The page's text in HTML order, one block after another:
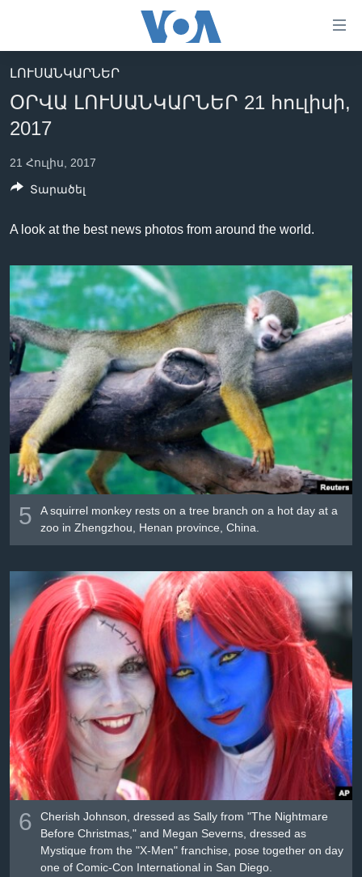
հիմնական
բովանդակությանը
անցնել
հիմնական
բովանդակությանը
բովանդակություն
ԼՈՒՐԵՐ
ՏԵՍԱՆՅՈՒԹԵՐ
ՖԻԼՄԵՐ
ՄԵՐ ՄԱՍԻՆ
«ԱՄԵՐԻԿԱՅԻ ՁԱՅՆ»-Ի ԿԱՆՈՆԱԴՐՈՒԹՅՈՒՆ
ԿԱՊ ՄԵԶ ՀԵՏ
Learning English
ՀԵՏԵՒԵՔ ՄԵԶ
Լեզուներ
ԼՈՒՍԱՆԿԱՐՆԵՐ
ՕՐՎԱ ԼՈՒՍԱՆԿԱՐՆԵՐ 21 հուլիսի,
2017
21 Հուլիս, 2017
A look at the best news photos from around the world.
5
A squirrel monkey rests on a tree branch on a hot day at a
zoo in Zhengzhou, Henan province, China.
6
Cherish Johnson, dressed as Sally from "The Nightmare
Before Christmas," and Megan Severns, dressed as
Mystique from the "X-Men" franchise, pose together on day
one of Comic-Con International in San Diego.
Տարածել